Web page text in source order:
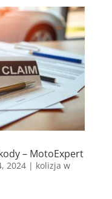
– MotoExpert
2024| kolizja w